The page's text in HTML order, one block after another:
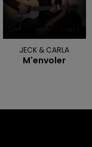
JECK & CARLA
M'envoler